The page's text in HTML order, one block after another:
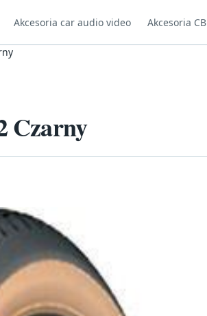
Akcesoria car audio video Akcesoria CB
Czarny